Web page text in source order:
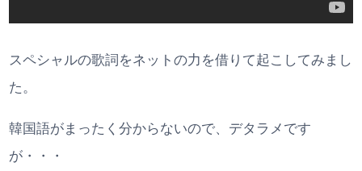
スペシャルの歌詞をネットの力を借りて起こしてみまし
た。
韓国語がまったく分からないので、デタラメです
が・・・